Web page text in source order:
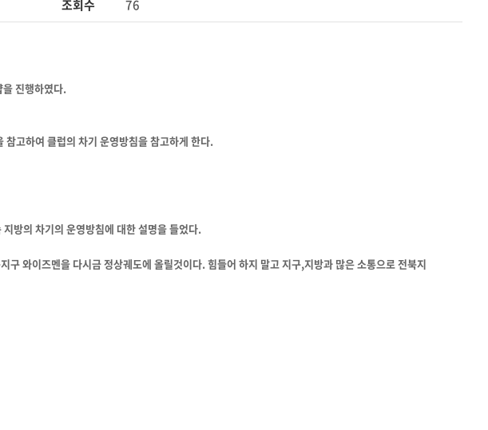
조회수 76
진행하였다.
고하여 클럽의 차기 운영방침을 참고하게 한다.
방의 차기의 운영방침에 대한 설명을 들었다.
와이즈멘을 다시금 정상궤도에 올릴것이다. 힘들어 하지 말고 지구,지방과 많은 소통으로 전북지